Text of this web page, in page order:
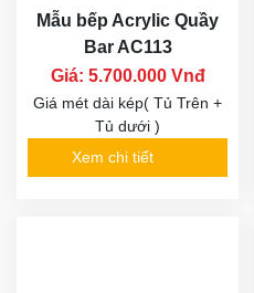
Mẫu bếp Acrylic Quầy
Bar AC113
Giá: 5.700.000 Vnđ
Giá mét dài kép( Tủ Trên +
Tủ dưới )
Xem chi tiết